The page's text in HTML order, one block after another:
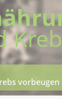
vorbeugen